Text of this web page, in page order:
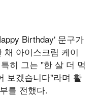
Birthday' 문구가
아이스크림 케이
히 그는 "한 살 더 먹
보겠습니다"라며 활
를 전했다.